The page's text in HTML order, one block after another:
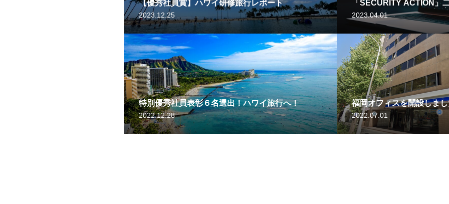
【優秀社員賞】ハワイ研修旅行レポート
2023.12.25
「SECURITY ACTION」
2023.04.01
特別優秀社員表彰６名選出！ハワイ旅行へ！
2022.12.28
福岡オフィスを開設しま
2022.07.01